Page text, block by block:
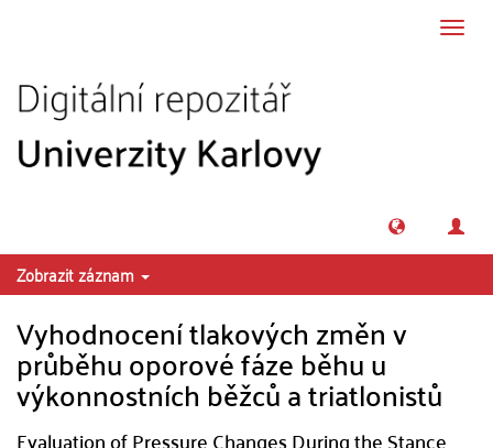
Zobrazit záznam
Vyhodnocení tlakových změn v
průběhu oporové fáze běhu u
výkonnostních běžců a triatlonistů